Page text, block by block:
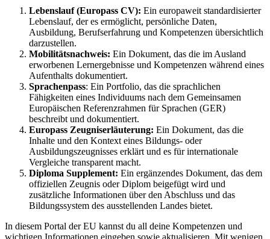
Lebenslauf (Europass CV): Ein europaweit standardisierter
Lebenslauf, der es ermöglicht, persönliche Daten,
Ausbildung, Berufserfahrung und Kompetenzen übersichtlich
darzustellen.
Mobilitätsnachweis: Ein Dokument, das die im Ausland
erworbenen Lernergebnisse und Kompetenzen während eines
Aufenthalts dokumentiert.
Sprachenpass: Ein Portfolio, das die sprachlichen
Fähigkeiten eines Individuums nach dem Gemeinsamen
Europäischen Referenzrahmen für Sprachen (GER)
beschreibt und dokumentiert.
Europass Zeugniserläuterung: Ein Dokument, das die
Inhalte und den Kontext eines Bildungs- oder
Ausbildungszeugnisses erklärt und es für internationale
Vergleiche transparent macht.
Diploma Supplement: Ein ergänzendes Dokument, das dem
offiziellen Zeugnis oder Diplom beigefügt wird und
zusätzliche Informationen über den Abschluss und das
Bildungssystem des ausstellenden Landes bietet.
In diesem Portal der EU kannst du all deine Kompetenzen und
wichtigen Informationen eingeben sowie aktualisieren. Mit wenigen